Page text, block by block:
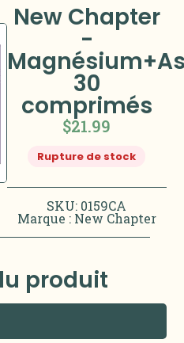
New Chapter
-
30
comprimés
$21.99
Rupture de stock
SKU: 0159CA
Marque : New Chapter
produit